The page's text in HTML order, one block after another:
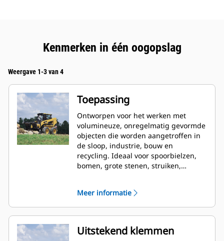
Kenmerken in één oogopslag
Weergave 1-3 van 4
Toepassing
Ontworpen voor het werken met
volumineuze, onregelmatig gevormde
objecten die worden aangetroffen in
de sloop, industrie, bouw en
recycling. Ideaal voor spoorbielzen,
bomen, grote stenen, struiken,
Meer informatie
Uitstekend klemmen